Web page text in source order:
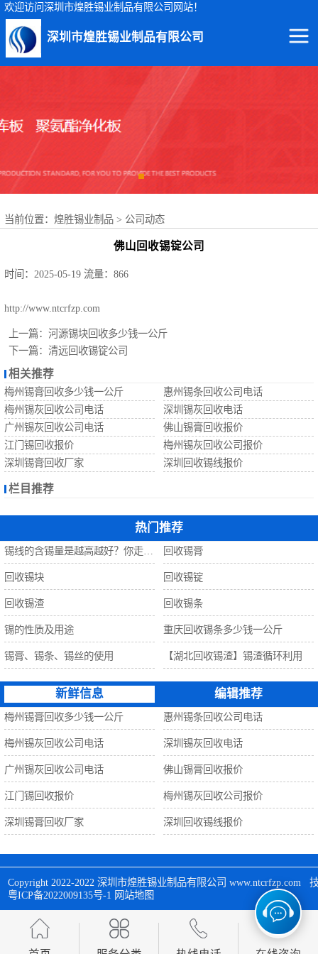
欢迎访问深圳市煌胜锡业制品有限公司网站！
深圳市煌胜锡业制品有限公司
当前位置： 煌胜锡业制品 > 公司动态
佛山回收锡锭公司
时间：2025-05-19 流量：866
http://www.ntcrfzp.com
上一篇： 河源锡块回收多少钱一公斤
下一篇： 清远回收锡锭公司
相关推荐
梅州锡膏回收多少钱一公斤
惠州锡条回收公司电话
梅州锡灰回收公司电话
深圳锡灰回收电话
广州锡灰回收公司电话
佛山锡膏回收报价
江门锡回收报价
梅州锡灰回收公司报价
深圳锡膏回收厂家
深圳回收锡线报价
栏目推荐
热门推荐
回收锡膏
回收锡块 回收锡锭
回收锡渣 回收锡条
锡的性质及用途 重庆回收锡条多少钱一公斤
锡膏、锡条、锡丝的使用 【湖北回收锡渣】锡渣循环利用
新鲜信息 编辑推荐
梅州锡膏回收多少钱一公斤 惠州锡条回收公司电话
梅州锡灰回收公司电话 深圳锡灰回收电话
广州锡灰回收公司电话 佛山锡膏回收报价
江门锡回收报价 梅州锡灰回收公司报价
深圳锡膏回收厂家 深圳回收锡线报价
Copyright 2022-2022 深圳市煌胜锡业制品有限公司 www.ntcrfzp.com
粤ICP备2022009135号-1 网站地图
回收锡条
回收锡膏
回收锡锭
回收锡珠
回收锡